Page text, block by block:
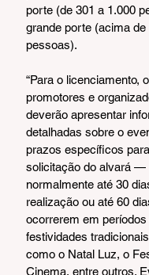
porte (de 301 a 1.000
grande porte (acima de
pessoas).
“Para o licenciamento,
promotores e
deverão apresentar
detalhadas sobre o
prazos específicos
solicitação do alvará —
normalmente até 30
realização ou até 60
ocorrerem em períodos
festividades
como o Natal Luz, o
Cinema, entre outros.